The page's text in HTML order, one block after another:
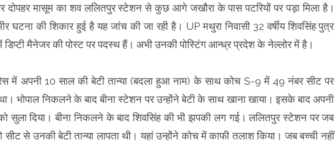
दोपहर मासूम का शव ललितपुर स्टेशन से कुछ आगे जखौरा के पास पटरियों पर पड़ा मिला है।
घटना की शिकार हुई है यह जांच की जा रही है। UP मथुरा निवासी 32 वर्षीय शिवसिंह पुत्र
डिप्टी मैनेजर की पोस्ट पर पदस्थ हैं। अभी उनकी पोस्टिंग आन्ध्र प्रदेश के नेल्लोर में है।
में अपनी 10 साल की बेटी तान्या (बदला हुआ नाम) के साथ कोच S-9 में 49 नंबर सीट पर
भोपाल निकलने के बाद बीना स्टेशन पर उन्होंने बेटी के साथ खाना खाया। इसके बाद अपनी
सुला दिया। बीना निकलने के बाद शिवसिंह की भी झपकी लग गई। ललितपुर स्टेशन पर जब
से उनकी बेटी तान्या लापता थी। यहां उन्होंने कोच में काफी तलाश किया। जब बच्ची नहीं